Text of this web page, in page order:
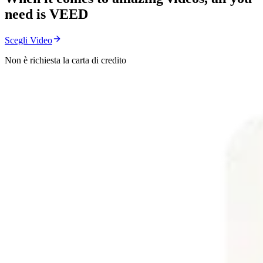
need is VEED
Scegli Video
Non è richiesta la carta di credito